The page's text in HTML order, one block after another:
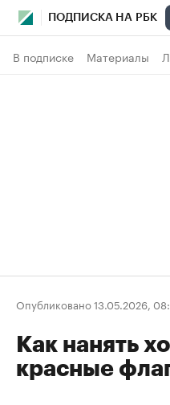
ПОДПИСКА НА РБК
В подписке Материалы
Опубликовано 13.05.2026,
Как нанять
красные